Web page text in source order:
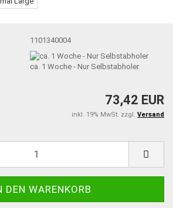
1101340004
ca. 1 Woche - Nur Selbstabholer
73,42 EUR
inkl. 19% MwSt. zzgl. Versand